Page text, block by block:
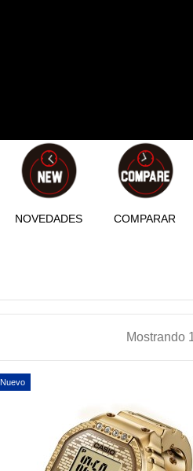
NOVEDADES COMPARAR
Mostrando
Nuevo